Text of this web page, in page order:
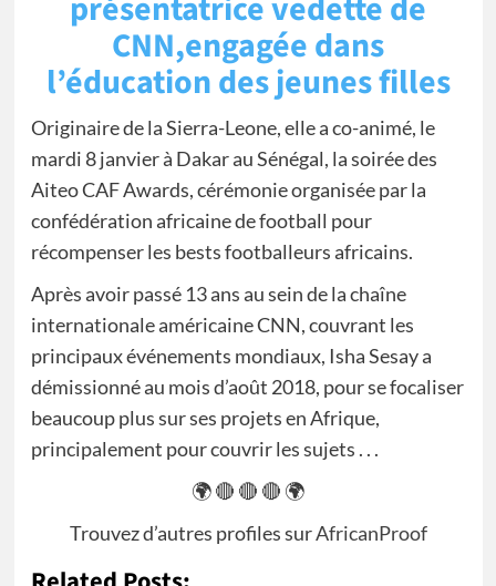
CNN,engagée dans
l’éducation des jeunes filles
Originaire de la Sierra-Leone, elle a co-animé, le
mardi 8 janvier à Dakar au Sénégal, la soirée des
Aiteo CAF Awards, cérémonie organisée par la
confédération africaine de football pour
récompenser les bests footballeurs africains.
Après avoir passé 13 ans au sein de la chaîne
internationale américaine CNN, couvrant les
principaux événements mondiaux, Isha Sesay a
démissionné au mois d’août 2018, pour se focaliser
beaucoup plus sur ses projets en Afrique,
principalement pour couvrir les sujets . . .
🌍 🔴 🔴 🔴 🌍
Trouvez d’autres profiles surAfricanProof